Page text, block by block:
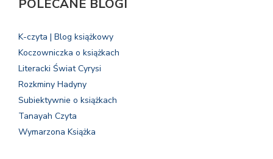
POLECANE BLOGI
K-czyta | Blog książkowy
Koczowniczka o książkach
Literacki Świat Cyrysi
Rozkminy Hadyny
Subiektywnie o książkach
Tanayah Czyta
Wymarzona Książka